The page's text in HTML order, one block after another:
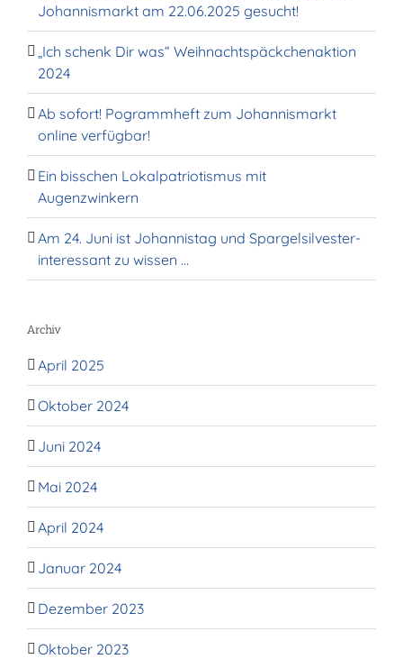
Johannismarkt am 22.06.2025 gesucht!
„Ich schenk Dir was“ Weihnachtspäckchenaktion
2024
Ab sofort! Pogrammheft zum Johannismarkt
online verfügbar!
Ein bisschen Lokalpatriotismus mit
Augenzwinkern
Am 24. Juni ist Johannistag und Spargelsilvester-
interessant zu wissen …
Archiv
April 2025
Oktober 2024
Juni 2024
Mai 2024
April 2024
Januar 2024
Dezember 2023
Oktober 2023